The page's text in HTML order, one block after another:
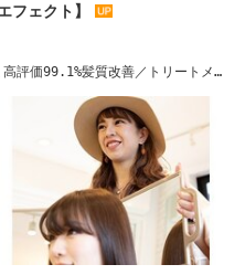
ェクト】
評価99.1%髪質改善／トリートメン